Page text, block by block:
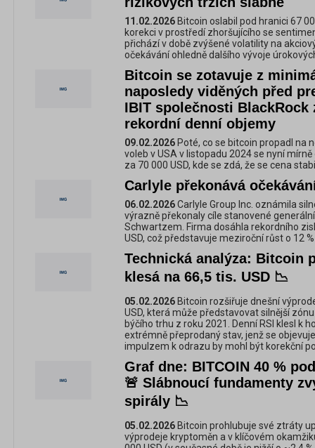
11.02.2026 Bitcoin oslabil pod hranici 67
korekci v prostředí zhoršujícího se
přichází v době zvýšené volatility na
očekávání ohledně dalšího vývoje
Bitcoin se zotavuje z
naposledy viděných před
IBIT společnosti BlackRock
rekordní denní objemy
09.02.2026 Poté, co se bitcoin propadl na
voleb v USA v listopadu 2024 se nyní
za 70 000 USD, kde se zdá, že se cena
Carlyle překonává
06.02.2026Carlyle Group Inc. oznámila
výrazně překonaly cíle stanovené
Schwartzem. Firma dosáhla rekordního
USD, což představuje meziroční růst o 12
Technická analýza: Bitcoin
klesá na 66,5 tis. USD 📉
05.02.2026 Bitcoin rozšiřuje dnešní
USD, která může představovat silnější
býčího trhu z roku 2021. Denní RSI klesl k
extrémně přeprodaný stav, jenž se
impulzem k odrazu by mohl být korekční
Graf dne: BITCOIN 40 %
🚨 Slábnoucí fundamenty
spirály 📉
05.02.2026 Bitcoin prohlubuje své ztráty
výprodeje kryptoměn a v klíčovém